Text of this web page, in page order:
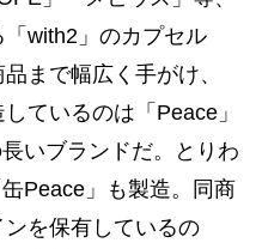
with2」のカプセル
まで幅広く手がけ、
ているのは「Peace」
いブランドだ。とりわ
Peace」も製造。同商
を保有しているの